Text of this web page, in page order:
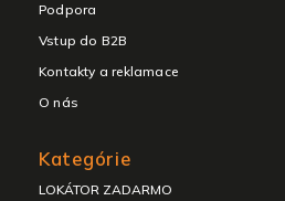
Podpora
Vstup do B2B
Kontakty a reklamace
O nás
Kategórie
LOKÁTOR ZADARMO